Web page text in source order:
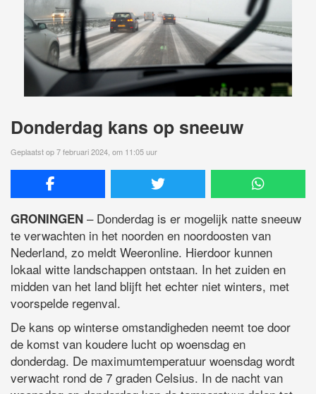
Donderdag kans op sneeuw
Geplaatst op 7 februari 2024, om 11:05 uur
GRONINGEN – Donderdag is er mogelijk natte sneeuw
te verwachten in het noorden en noordoosten van
Nederland, zo meldt Weeronline. Hierdoor kunnen
lokaal witte landschappen ontstaan. In het zuiden en
midden van het land blijft het echter niet winters, met
voorspelde regenval.
De kans op winterse omstandigheden neemt toe door
de komst van koudere lucht op woensdag en
donderdag. De maximumtemperatuur woensdag wordt
verwacht rond de 7 graden Celsius. In de nacht van